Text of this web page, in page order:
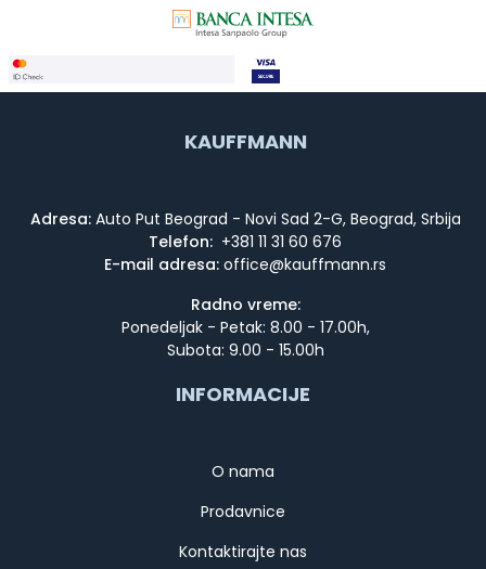
KAUFFMANN
Adresa:Auto Put Beograd - Novi Sad 2-G, Beograd, Srbija
Telefon: +381 11 31 60 676
E-mail adresa:
Radno vreme:
Ponedeljak - Petak: 8.00 - 17.00h,
Subota: 9.00 - 15.00h
INFORMACIJE
O nama
Prodavnice
Kontaktirajte nas